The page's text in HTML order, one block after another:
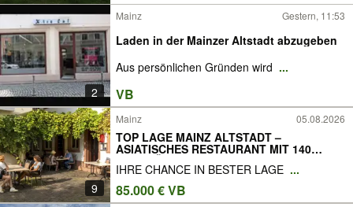
2
Mainz Gestern, 11:53
Laden in der Mainzer Altstadt abzugeben
Aus persönlichen Gründen wird ...
VB
9
Mainz 05.08.2026
TOP LAGE MAINZ ALTSTADT –
ASIATISCHES RESTAURANT MIT 140
SITZPLÄTZEN & WOHNUNG
IHRE CHANCE IN BESTER LAGE ...
85.000 € VB